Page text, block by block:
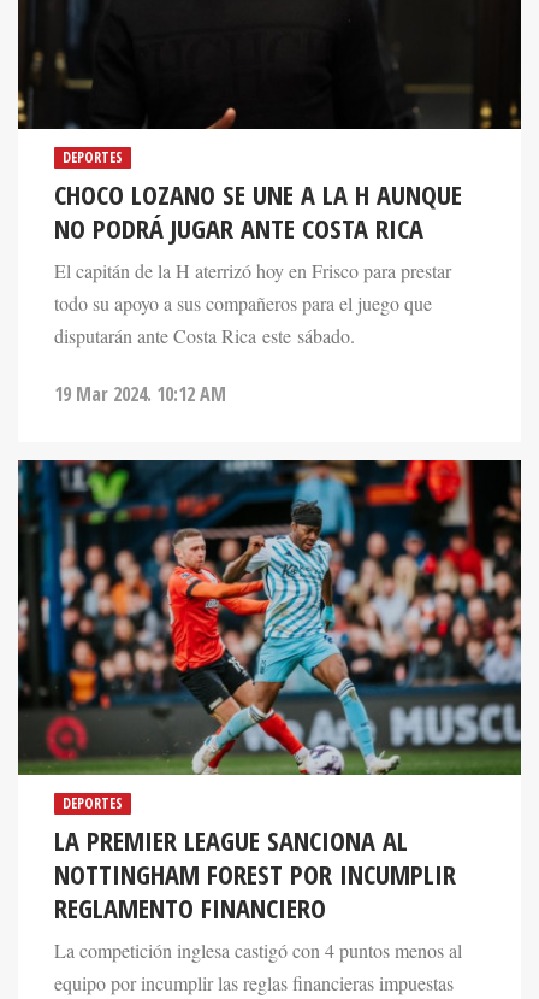
DEPORTES
CHOCO LOZANO SE UNE A LA H AUNQUE
NO PODRÁ JUGAR ANTE COSTA RICA
El capitán de la H aterrizó hoy en Frisco para prestar
todo su apoyo a sus compañeros para el juego que
disputarán ante Costa Rica este sábado.
19 Mar 2024. 10:12 AM
DEPORTES
LA PREMIER LEAGUE SANCIONA AL
NOTTINGHAM FOREST POR INCUMPLIR
REGLAMENTO FINANCIERO
La competición inglesa castigó con 4 puntos menos al
equipo por incumplir las reglas financieras impuestas